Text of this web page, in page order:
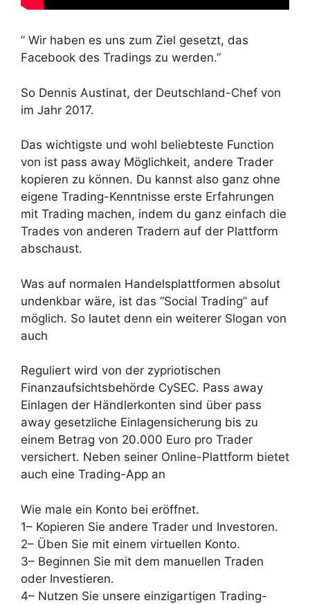
” Wir haben es uns zum Ziel gesetzt, das
Facebook des Tradings zu werden.”
So Dennis Austinat, der Deutschland-Chef von
im Jahr 2017.
Das wichtigste und wohl beliebteste Function
von ist pass away Möglichkeit, andere Trader
kopieren zu können. Du kannst also ganz ohne
eigene Trading-Kenntnisse erste Erfahrungen
mit Trading machen, indem du ganz einfach die
Trades von anderen Tradern auf der Plattform
abschaust.
Was auf normalen Handelsplattformen absolut
undenkbar wäre, ist das “Social Trading” auf
möglich. So lautet denn ein weiterer Slogan von
auch
Reguliert wird von der zypriotischen
Finanzaufsichtsbehörde CySEC. Pass away
Einlagen der Händlerkonten sind über pass
away gesetzliche Einlagensicherung bis zu
einem Betrag von 20.000 Euro pro Trader
versichert. Neben seiner Online-Plattform bietet
auch eine Trading-App an
Wie male ein Konto bei eröffnet.
1– Kopieren Sie andere Trader und Investoren.
2– Üben Sie mit einem virtuellen Konto.
3– Beginnen Sie mit dem manuellen Traden
oder Investieren.
4– Nutzen Sie unsere einzigartigen Trading-